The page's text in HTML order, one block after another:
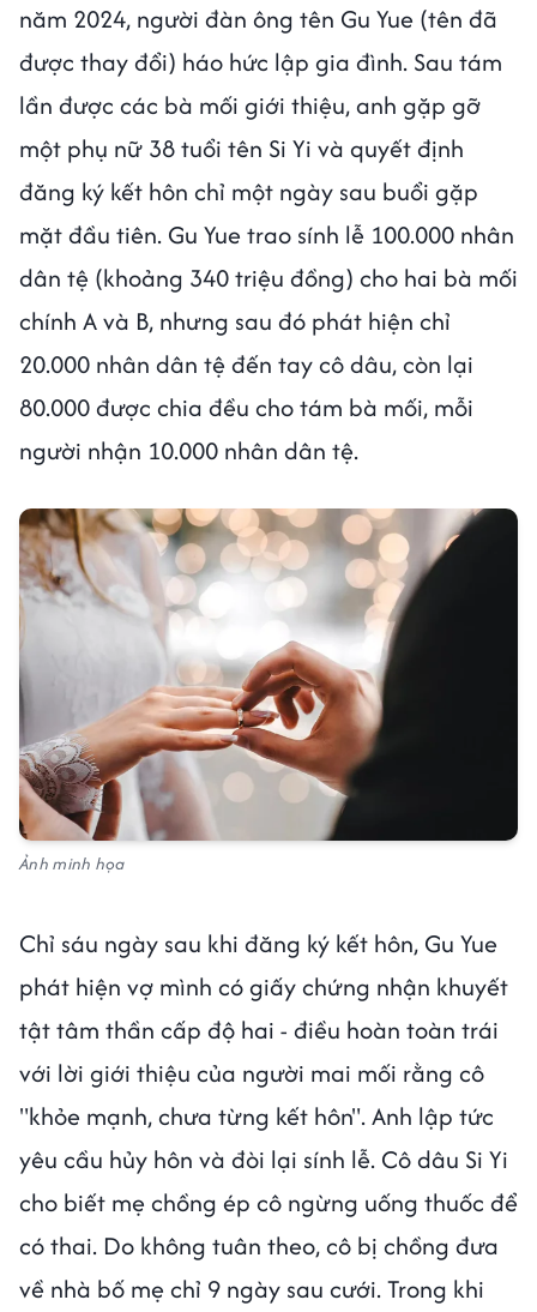
năm 2024, người đàn ông tên Gu Yue (tên đã
được thay đổi) háo hức lập gia đình. Sau tám
lần được các bà mối giới thiệu, anh gặp gỡ
một phụ nữ 38 tuổi tên Si Yi và quyết định
đăng ký kết hôn chỉ một ngày sau buổi gặp
mặt đầu tiên. Gu Yue trao sính lễ 100.000 nhân
dân tệ (khoảng 340 triệu đồng) cho hai bà mối
chính A và B, nhưng sau đó phát hiện chỉ
20.000 nhân dân tệ đến tay cô dâu, còn lại
80.000 được chia đều cho tám bà mối, mỗi
người nhận 10.000 nhân dân tệ.
Ảnh minh họa
Chỉ sáu ngày sau khi đăng ký kết hôn, Gu Yue
phát hiện vợ mình có giấy chứng nhận khuyết
tật tâm thần cấp độ hai - điều hoàn toàn trái
với lời giới thiệu của người mai mối rằng cô
"khỏe mạnh, chưa từng kết hôn". Anh lập tức
yêu cầu hủy hôn và đòi lại sính lễ. Cô dâu Si Yi
cho biết mẹ chồng ép cô ngừng uống thuốc để
có thai. Do không tuân theo, cô bị chồng đưa
về nhà bố mẹ chỉ 9 ngày sau cưới. Trong khi